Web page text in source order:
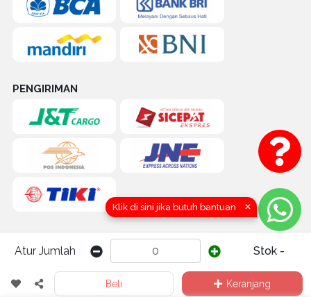
Klik di sini jika butuh bantuan ×
Atur Jumlah Stok -
Beli Keranjang
PENGIRIMAN
COPYRIGHT (C) 2016-2026 by TOKOQUICK.ID | CV. KARYA HIDUP
SENTOSA (QUICK TRAKTOR) Yogyakarta, Indonesia